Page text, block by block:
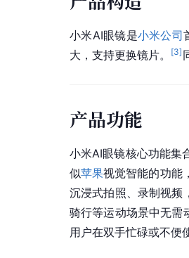
小米AI眼镜是小米公司
大，支持更换镜片。
[3]
产品功能
小米AI眼镜核心功能集
似苹果视觉智能的功能
沉浸式拍照、录制视频
骑行等运动场景中无需
用户在双手忙碌或不便